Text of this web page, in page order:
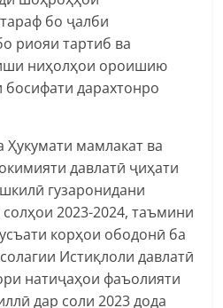
бо ҷалби
риояи тартиб ва
ниҳолҳои ороишию
босифати дарахтонро
мамлакат ва
давлатӣ ҷиҳати
гузаронидани
2023-2024, таъмини
корҳои ободонӣ ба
Истиқлоли давлатӣ
натиҷаҳои фаъолияти
дар соли 2023 дода